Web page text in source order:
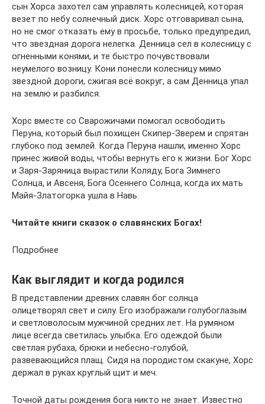
сын Хорса захотел сам управлять колесницей, которая
везет по небу солнечный диск. Хорс отговаривал сына,
но не смог отказать ему в просьбе, только предупредил,
что звездная дорога нелегка. Денница сел в колесницу с
огненными конями, и те быстро почувствовали
неумелого возницу. Кони понесли колесницу мимо
звездной дороги, сжигая всё вокруг, а сам Денница упал
на землю и разбился.
Хорс вместе со Сварожичами помогал освободить
Перуна, который был похищен Скипер-Зверем и спрятан
глубоко под землей. Когда Перуна нашли, именно Хорс
принес живой воды, чтобы вернуть его к жизни. Бог Хорс
и Заря-Заряница вырастили Коляду, Бога Зимнего
Солнца, и Авсеня, Бога Осеннего Солнца, когда их мать
Майя-Златогорка ушла в Навь.
Читайте книги сказок о славянских Богах!
Подробнее
Как выглядит и когда родился
В представлении древних славян бог солнца
олицетворял свет и силу. Его изображали голубоглазым
и светловолосым мужчиной средних лет. На румяном
лице всегда светилась улыбка. Его одеждой были
светлая рубаха, брюки и небесно-голубой,
развевающийся плащ. Сидя на породистом скакуне, Хорс
держал в руках круглый щит и меч.
Точной даты рождения бога никто не знает. Известно